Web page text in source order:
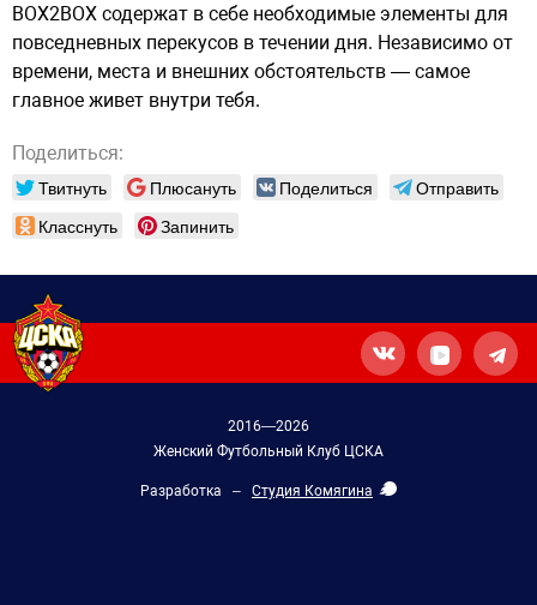
BOX2BOX содержат в себе необходимые элементы для
повседневных перекусов в течении дня. Независимо от
времени, места и внешних обстоятельств — самое
главное живет внутри тебя.
Поделиться:
Твитнуть Плюсануть Поделиться
Отправить
Класснуть
Запинить
2016—2026
Женский Футбольный Клуб ЦСКА
Разработка – Студия Комягина